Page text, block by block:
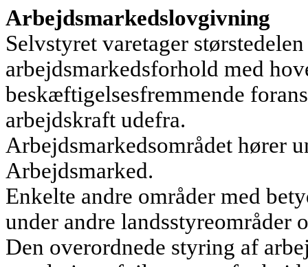
Arbejdsmarkedslovgivning
Selvstyret varetager
arbejdsmarkeds­forhold med
beskæftigelsesfremmende
arbejdskraft udefra.
Arbejdsmarkedsområdet hører
Arbejdsmarked.
Enkelte andre områder med
under andre landsstyreområder
Den overordnede styring af